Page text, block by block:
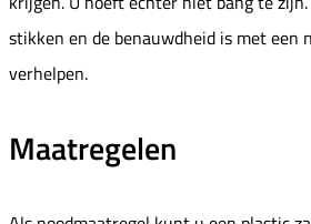
stikken en de benauwdheid is met een
verhelpen.
Maatregelen